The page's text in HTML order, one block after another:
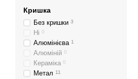
Кришка
Без кришки 3
Ні 0
Алюмінієва 1
Алюміній 0
Кераміка 0
Метал 11